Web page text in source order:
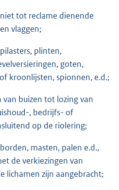
tot reclame dienende
vlaggen;
plinten,
goten,
kroonlijsten, spionnen, e.d.;
buizen tot lozing van
, bedrijfs- of
op de riolering;
masten, palen e.d.,
de verkiezingen van
lichamen zijn aangebracht;